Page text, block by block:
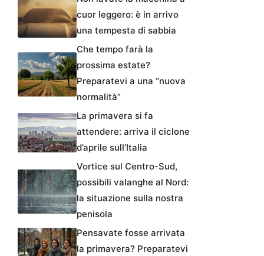
cuor leggero: è in arrivo
una tempesta di sabbia
Che tempo farà la
prossima estate?
Preparatevi a una “nuova
normalità”
La primavera si fa
attendere: arriva il ciclone
d’aprile sull’Italia
Vortice sul Centro-Sud,
possibili valanghe al Nord:
la situazione sulla nostra
penisola
Pensavate fosse arrivata
la primavera? Preparatevi